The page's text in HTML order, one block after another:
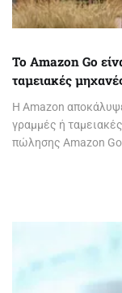
Το Amazon Go
ταμειακές
Η Amazon
γραμμές ή
πώλησης Amazon Go